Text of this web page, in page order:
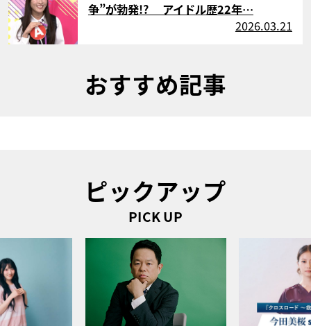
争”が勃発!? アイドル歴22年…
2026.03.21
おすすめ記事
ピックアップ
PICK UP